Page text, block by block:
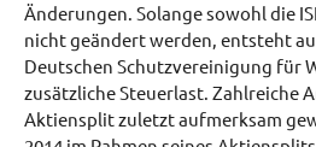
Änderungen. Solange sowohl die
nicht geändert werden, entsteht
Deutschen Schutzvereinigung für
zusätzliche Steuerlast. Zahlreiche
Aktiensplit zuletzt aufmerksam